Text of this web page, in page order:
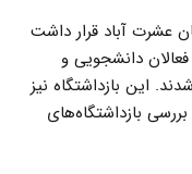
پادگان عشرت آباد قرار داشت
دانشجویی و
این بازداشتگاه نیز
بازداشتگاه‌های